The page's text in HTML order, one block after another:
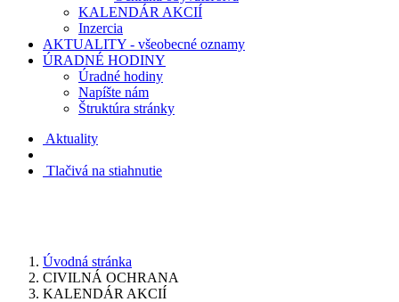
KALENDÁR AKCIÍ
Inzercia
AKTUALITY - všeobecné oznamy
ÚRADNÉ HODINY
Úradné hodiny
Napíšte nám
Štruktúra stránky
Aktuality
Tlačivá na stiahnutie
Úvodná stránka
CIVILNÁ OCHRANA
KALENDÁR AKCIÍ